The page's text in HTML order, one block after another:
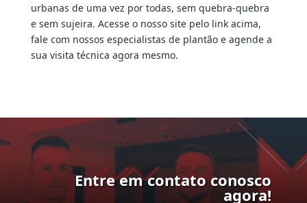
urbanas de uma vez por todas, sem quebra-quebra
e sem sujeira. Acesse o nosso site pelo link acima,
fale com nossos especialistas de plantão e agende a
sua visita técnica agora mesmo.
Entre em contato conosco
agora!